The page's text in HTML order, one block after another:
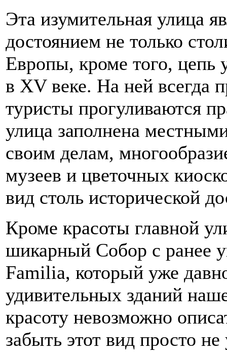
Эта изумительная улица
достоянием не только
Европы, кроме того,
в XV веке. На ней всегда
туристы прогуливаются
улица заполнена
своим делам,
музеев и цветочных
вид столь исторической
Кроме красоты главной
шикарный Собор с ранее
Familia, который уже
удивительных зданий
красоту невозможно
забыть этот вид просто не